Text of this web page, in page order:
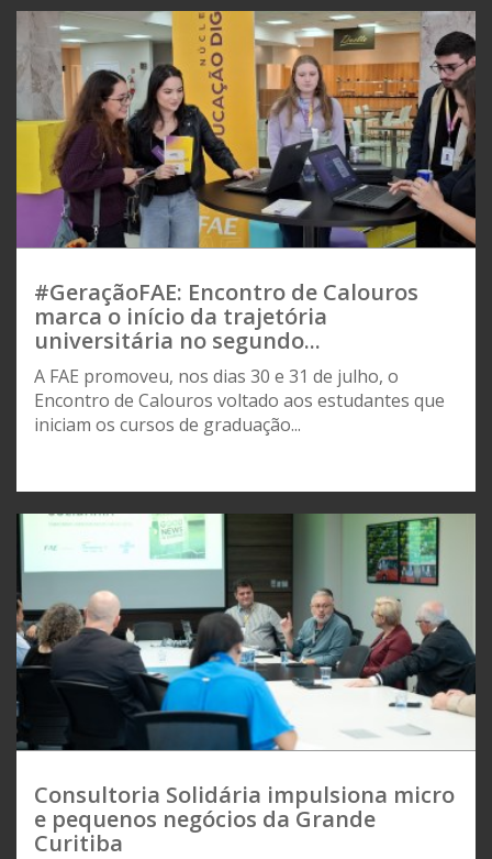
#GeraçãoFAE: Encontro de Calouros
marca o início da trajetória
universitária no segundo...
A FAE promoveu, nos dias 30 e 31 de julho, o
Encontro de Calouros voltado aos estudantes que
iniciam os cursos de graduação...
Consultoria Solidária impulsiona micro
e pequenos negócios da Grande
Curitiba